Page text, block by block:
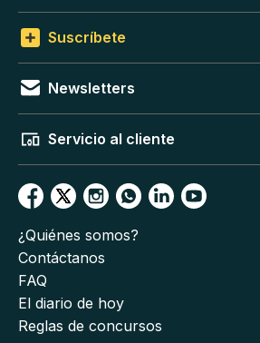
Suscríbete
Newsletters
Servicio al cliente
¿Quiénes somos?
Contáctanos
FAQ
El diario de hoy
Reglas de concursos